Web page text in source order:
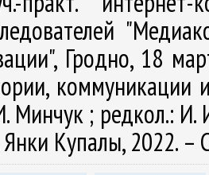
Гродно, 18
коммуникации
Минчук ; редкол.: И.
Купалы, 2022. –